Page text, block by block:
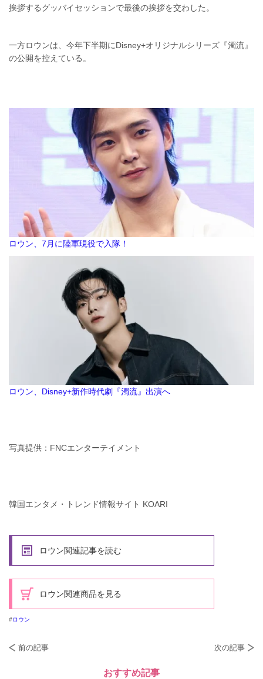
挨拶するグッバイセッションで最後の挨拶を交わした。
一方ロウンは、今年下半期にDisney+オリジナルシリーズ『濁流』
の公開を控えている。
ロウン、7月に陸軍現役で入隊！
ロウン、Disney+新作時代劇『濁流』出演へ
写真提供：FNCエンターテイメント
韓国エンタメ・トレンド情報サイト KOARI
ロウン関連記事を読む
ロウン関連商品を見る
ロウン
前の記事 次の記事
おすすめ記事